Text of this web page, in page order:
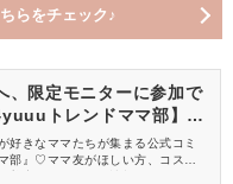
らをチェック♪
、限定モニターに参加で
トレンドママ部】部
好きなママたちが集まる公式コミ
部』♡ママ友がほしい方、コスメサ